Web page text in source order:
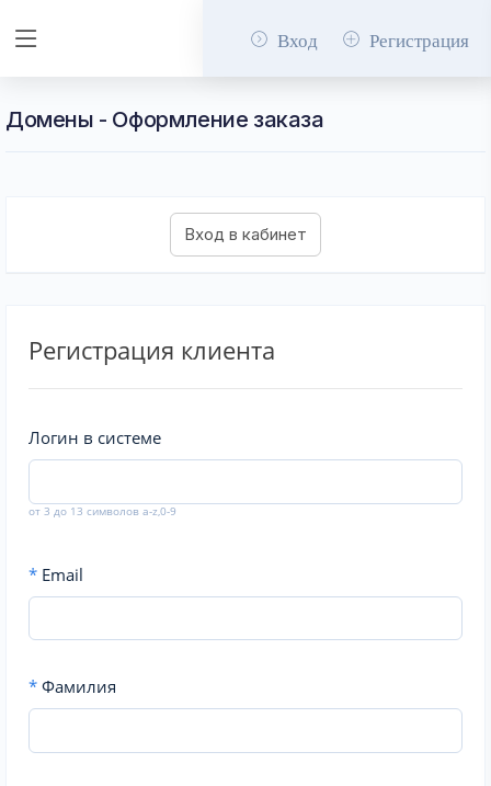
Вход Регистрация
Домены - Оформление заказа
Регистрация клиента
Логин в системе
от 3 до 13 символов a-z,0-9
* Email
* Фамилия